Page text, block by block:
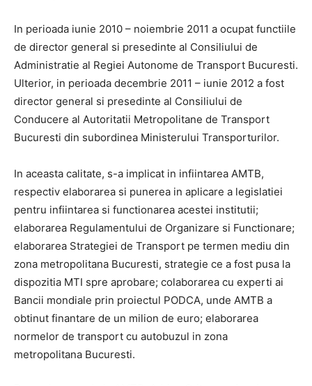
In perioada iunie 2010 – noiembrie 2011 a ocupat functiile
de director general si presedinte al Consiliului de
Administratie al Regiei Autonome de Transport Bucuresti.
Ulterior, in perioada decembrie 2011 – iunie 2012 a fost
director general si presedinte al Consiliului de
Conducere al Autoritatii Metropolitane de Transport
Bucuresti din subordinea Ministerului Transporturilor.
In aceasta calitate, s-a implicat in infiintarea AMTB,
respectiv elaborarea si punerea in aplicare a legislatiei
pentru infiintarea si functionarea acestei institutii;
elaborarea Regulamentului de Organizare si Functionare;
elaborarea Strategiei de Transport pe termen mediu din
zona metropolitana Bucuresti, strategie ce a fost pusa la
dispozitia MTI spre aprobare; colaborarea cu experti ai
Bancii mondiale prin proiectul PODCA, unde AMTB a
obtinut finantare de un milion de euro; elaborarea
normelor de transport cu autobuzul in zona
metropolitana Bucuresti.